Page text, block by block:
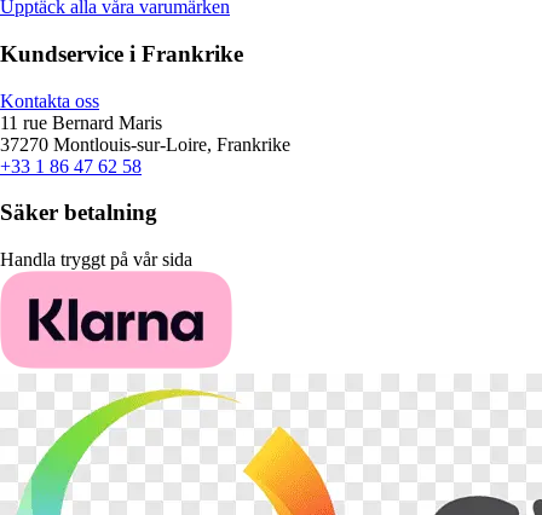
Upptäck alla våra varumärken
Kundservice i Frankrike
Kontakta oss
11 rue Bernard Maris
37270 Montlouis-sur-Loire, Frankrike
+33 1 86 47 62 58
Säker betalning
Handla tryggt på vår sida